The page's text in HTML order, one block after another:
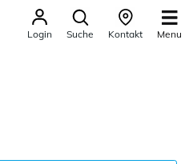
Login Suche Kontakt Menu